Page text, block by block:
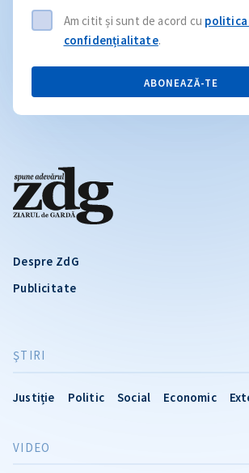
Despre ZdG
Publicitate
ŞTIRI
Justiție Politic Social Economic
VIDEO
Am citit și sunt de acord cu politica
confidențialitate.
ABONEAZĂ-TE